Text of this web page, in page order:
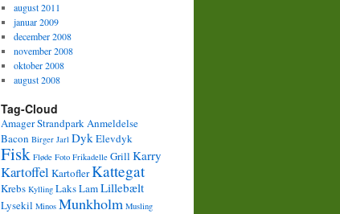
august 2011
januar 2009
december 2008
november 2008
oktober 2008
august 2008
Tag-Cloud
Amager StrandparkAnmeldelse
Bacon Birger Jarl DykElevdyk
Fisk Fløde Foto Frikadelle Grill Karry
Kartoffel KartoflerKattegat
Krebs Kylling LaksLamLillebælt
Lysekil Minos Munkholm Musling